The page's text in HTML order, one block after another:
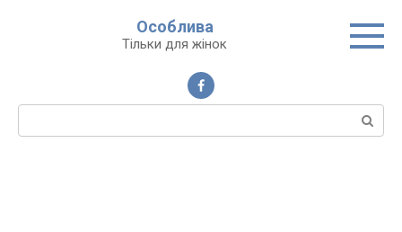
Особлива
Тільки для жінок
Пошук: